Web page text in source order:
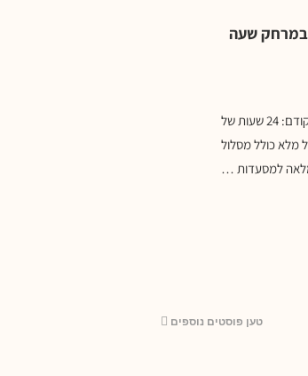
במרחק שעה
הלוואי שמישהו היה מספר לי על הפנינה הזאת קודם: 24 שעות של
מלא כולל מסלול
למסעדות …
טען פוסטים נוספים